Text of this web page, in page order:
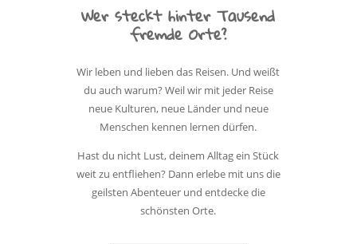
Wer steckt hinter Tausend
fremde Orte?
Wir leben und lieben das Reisen. Und weißt
du auch warum? Weil wir mit jeder Reise
neue Kulturen, neue Länder und neue
Menschen kennen lernen dürfen.
Hast du nicht Lust, deinem Alltag ein Stück
weit zu entfliehen? Dann erlebe mit uns die
geilsten Abenteuer und entdecke die
schönsten Orte.